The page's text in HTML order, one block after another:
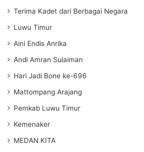
Terima Kadet dari Berbagai Negara
Luwu Timur
Aini Endis Anrika
Andi Amran Sulaiman
Hari Jadi Bone ke-696
Mattompang Arajang
Pemkab Luwu Timur
Kemenaker
MEDAN KITA